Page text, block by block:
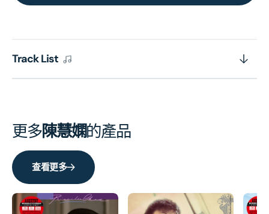
視
(SHM-
SACD)
的
數
量
視
Track List
更多陳慧嫻的產品
查看更多